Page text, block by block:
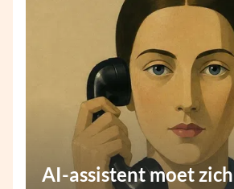
AI-assistent moet zich